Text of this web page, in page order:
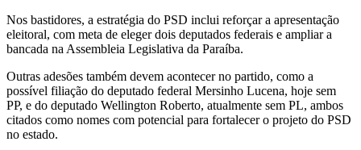
Nos bastidores, a estratégia do PSD inclui reforçar a apresentação
eleitoral, com meta de eleger dois deputados federais e ampliar a
bancada na Assembleia Legislativa da Paraíba.
Outras adesões também devem acontecer no partido, como a
possível filiação do deputado federal Mersinho Lucena, hoje sem
PP, e do deputado Wellington Roberto, atualmente sem PL, ambos
citados como nomes com potencial para fortalecer o projeto do PSD
no estado.